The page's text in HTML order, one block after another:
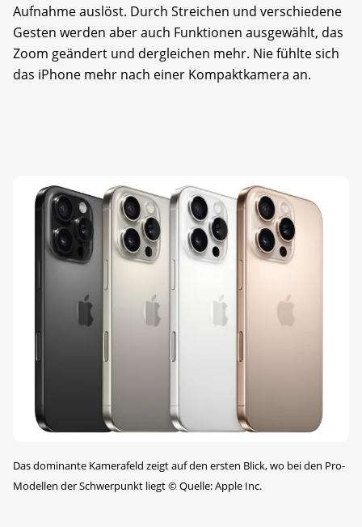
Aufnahme auslöst. Durch Streichen und verschiedene
Gesten werden aber auch Funktionen ausgewählt, das
Zoom geändert und dergleichen mehr. Nie fühlte sich
das iPhone mehr nach einer Kompaktkamera an.
Das dominante Kamerafeld zeigt auf den ersten Blick, wo bei den Pro-
Modellen der Schwerpunkt liegt©Quelle: Apple Inc.